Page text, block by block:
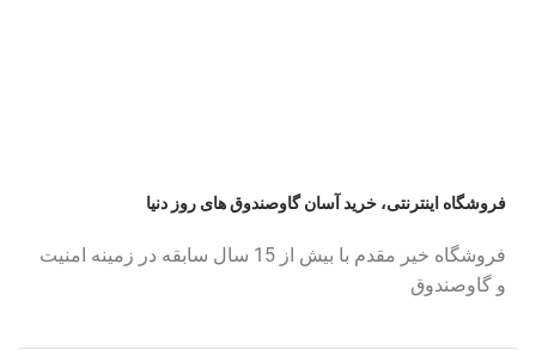
فروشگاه اینترنتی، خرید آسان گاوصندوق های روز دنیا
فروشگاه خیر مقدم با بیش از 15 سال سابقه در زمینه امنیت
و گاوصندوق